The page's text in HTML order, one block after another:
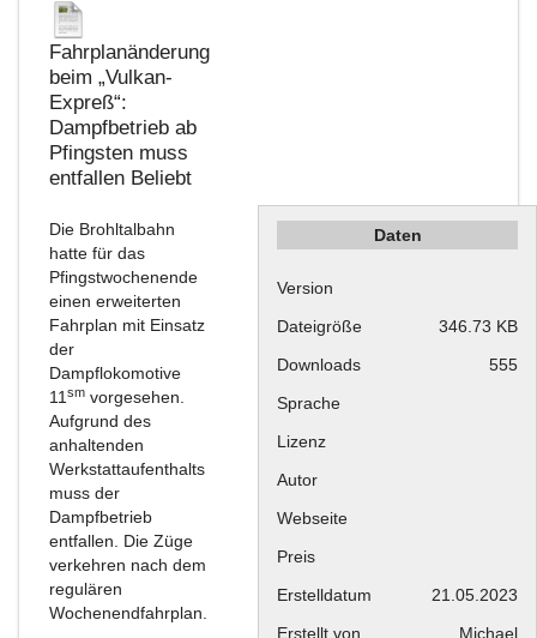
Fahrplanänderung
beim „Vulkan-
Expreß“:
Dampfbetrieb ab
Pfingsten muss
entfallen Beliebt
Die Brohltalbahn
hatte für das
Pfingstwochenende
einen erweiterten
Fahrplan mit Einsatz
der
Dampflokomotive
11 sm vorgesehen.
Aufgrund des
anhaltenden
Werkstattaufenthalts
muss der
Dampfbetrieb
entfallen. Die Züge
verkehren nach dem
regulären
Wochenendfahrplan.
Daten
Version
Dateigröße
346.73 KB
Downloads
555
Sprache
Lizenz
Autor
Webseite
Preis
Erstelldatum
21.05.2023
Erstellt von
Michael